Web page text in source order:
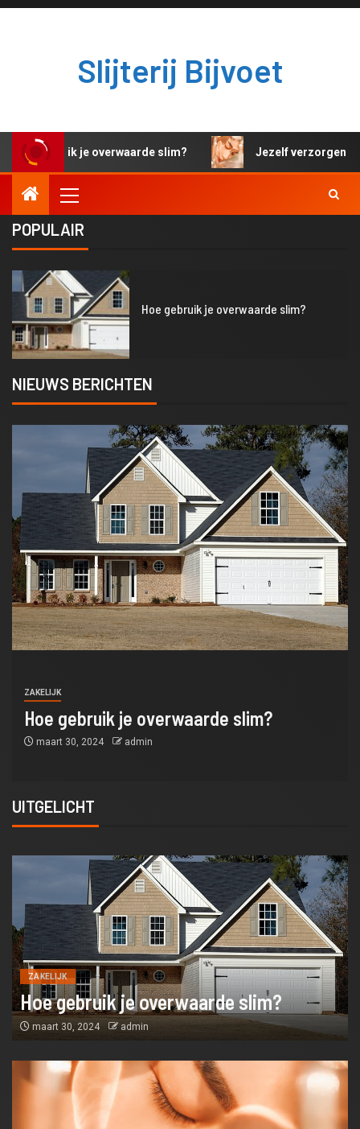
Slijterij Bijvoet
gebruik je overwaarde slim? Jezelf verzorgen en
POPULAIR
1
Hoe gebruik je overwaarde slim?
NIEUWS BERICHTEN
ZAKELIJK
Hoe gebruik je overwaarde slim?
maart 30, 2024 admin
UITGELICHT
ZAKELIJK
Hoe gebruik je overwaarde slim?
maart 30, 2024 admin